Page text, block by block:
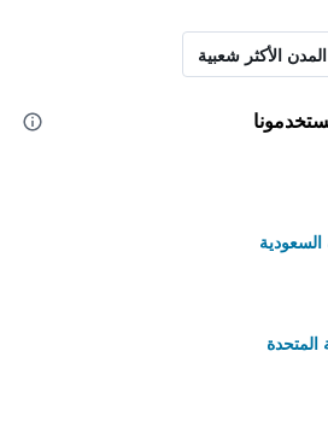
المدن الأكثر شعبية
السعودية
المتحدة